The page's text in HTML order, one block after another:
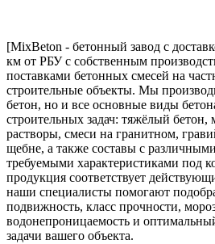
[MixBeton - бетонный завод с
км от РБУ с собственным
поставками бетонных смесей на
строительные объекты. Мы
бетон, но и все основные виды
строительных задач: тяжёлый бетон,
растворы, смеси на гранитном,
щебне, а также составы с
требуемыми характеристиками под
продукция соответствует
наши специалисты помогают
подвижность, класс прочности,
водонепроницаемость и
задачи вашего объекта.